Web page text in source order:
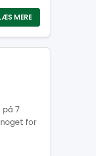
en
er det
Sanitets-
MERE
7
for